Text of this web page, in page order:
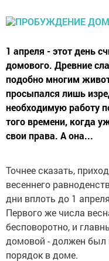
1 апреля - этот день
домового. Древние
подобно многим
просыпался лишь
необходимую работу
того времени, когда
свои права. А она...
Точнее сказать,
весеннего
дни вплоть до 1
Первого же числа
бесповоротно, и
домовой - должен был
порядок в доме.